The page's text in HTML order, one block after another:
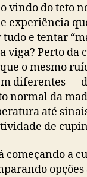
vindo do teto
experiência
e tentar
viga? Perto da
o mesmo
diferentes —
normal da
até
de
começando a